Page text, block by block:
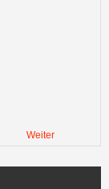
Weiter